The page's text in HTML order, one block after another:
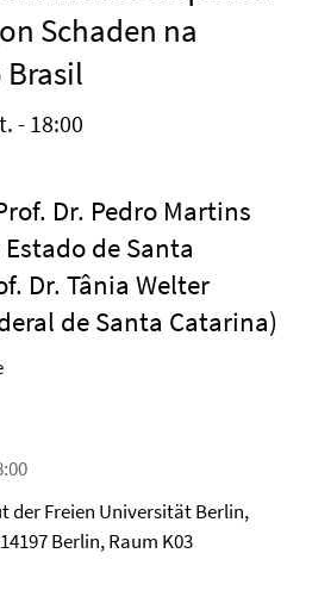
Schaden na
- 18:00
Dr. Pedro Martins
de Santa
Dr. Tânia Welter
de Santa Catarina)
der Freien Universität Berlin,
Berlin, Raum K03